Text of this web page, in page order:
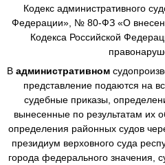
Кодекс административного
Федерации», № 80-ФЗ «О
Кодекса Российской
В административном
представление подаются на
судебные приказы,
вынесенные по результатам их
определения районных судов
президиум верховного суда
города федерального значения,